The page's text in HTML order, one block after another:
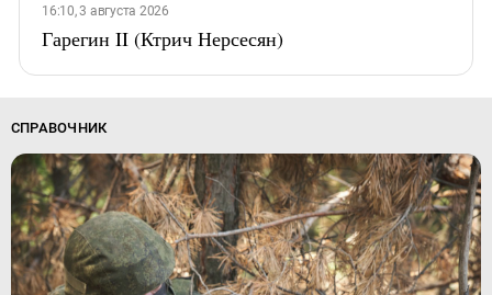
16:10, 3 августа 2026
Гарегин II (Ктрич Нерсесян)
СПРАВОЧНИК